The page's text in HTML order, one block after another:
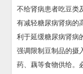
不给肾病患者吃豆类
有减轻糖尿病肾病的
利于延缓糖尿病肾病
强调限制豆制品的摄
药、藕等食物供给。